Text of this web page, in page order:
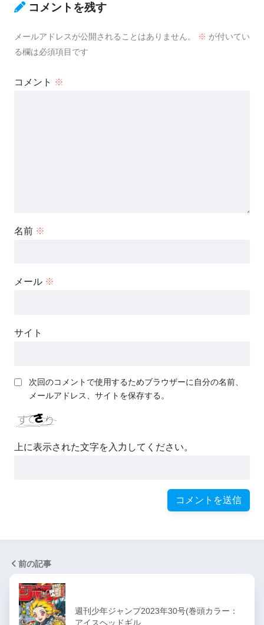
コメントを残す
メールアドレスが公開されることはありません。 ※ が付いてい
る欄は必須項目です
コメント ※
名前 ※
メール ※
サイト
次回のコメントで使用するためブラウザーに自分の名前、
メールアドレス、サイトを保存する。
上に表示された文字を入力してください。
前の記事
週刊少年ジャンプ2023年30号(巻頭カラー：
アイスヘッドギル…